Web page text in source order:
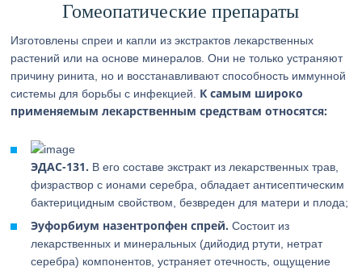
Гомеопатические препараты
Изготовлены спреи и капли из экстрактов лекарственных
растений или на основе минералов. Они не только устраняют
причину ринита, но и восстанавливают способность иммунной
системы для борьбы с инфекцией. К самым широко
применяемым лекарственным средствам относятся:
ЭДАС-131. В его составе экстракт из лекарственных трав,
физраствор с ионами серебра, обладает антисептическим
бактерицидным свойством, безвреден для матери и плода;
Эуфорбиум назентропфен спрей. Состоит из
лекарственных и минеральных (дийодид ртути, нетрат
серебра) компонентов, устраняет отечность, ощущение